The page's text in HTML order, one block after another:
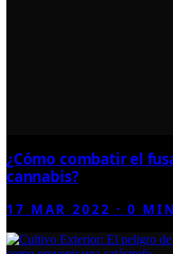
¿Cómo combatir el
cannabis?
17 MAR 2022 ·0 MIN